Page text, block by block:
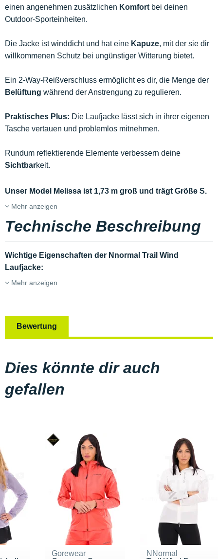
einen angenehmen zusätzlichen Komfort bei deinen
Outdoor-Sporteinheiten.
Die Jacke ist winddicht und hat eine Kapuze, mit der sie dir
willkommenen Schutz bei ungünstiger Witterung bietet.
Ein 2-Way-Reißverschluss ermöglicht es dir, die Menge der
Belüftung während der Anstrengung zu regulieren.
Praktisches Plus: Die Laufjacke lässt sich in ihrer eigenen
Tasche vertauen und problemlos mitnehmen.
Rundum reflektierende Elemente verbessern deine
Sichtbarkeit.
Unser Model Melissa ist 1,73 m groß und trägt Größe S.
Mehr anzeigen
Technische Beschreibung
Wichtige Eigenschaften der Nnormal Trail Wind
Laufjacke:
Mehr anzeigen
Bewertung
Dies könnte dir auch
gefallen
Gorewear
NNormal